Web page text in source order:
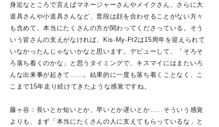
身近なところで言えばマネージャーさんやメイクさん、さらに大
道具さんや小道具さんなど、普段は顔を合わせることがない方々
も含めて、本当にたくさんの方が関わってくださっている。そう
いう皆さんの支えがなければ、Kis-My-Ft2は15周年を迎えられて
いなかったんじゃないかなと思います。デビューして、「そろそ
ろ落ち着くのかな」と思うタイミングで、キスマイにはまたいろ
んな出来事が起きて……。結果的に一度も落ち着くことなく、こ
こまで15年走り続けてきたような感覚ですね。
藤ヶ谷：長いとか短いとか、早いとか遅いとか……そういう感覚
よりも、まず「本当にたくさんの人に支えてもらっているな」と